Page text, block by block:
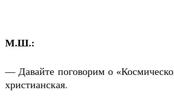
М.Ш.:
— Давайте поговорим о
христианская.